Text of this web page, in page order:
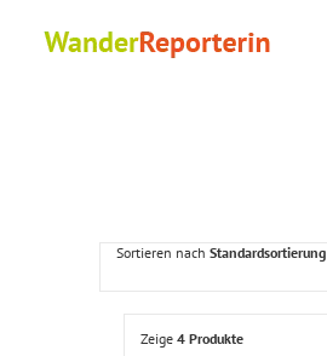
Inhalt
Sortieren nach Standardsortierung
Zeige 4 Produkte